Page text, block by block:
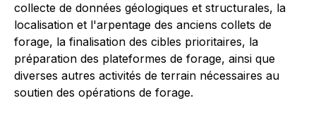
collecte de données géologiques et structurales, la
localisation et l'arpentage des anciens collets de
forage, la finalisation des cibles prioritaires, la
préparation des plateformes de forage, ainsi que
diverses autres activités de terrain nécessaires au
soutien des opérations de forage.